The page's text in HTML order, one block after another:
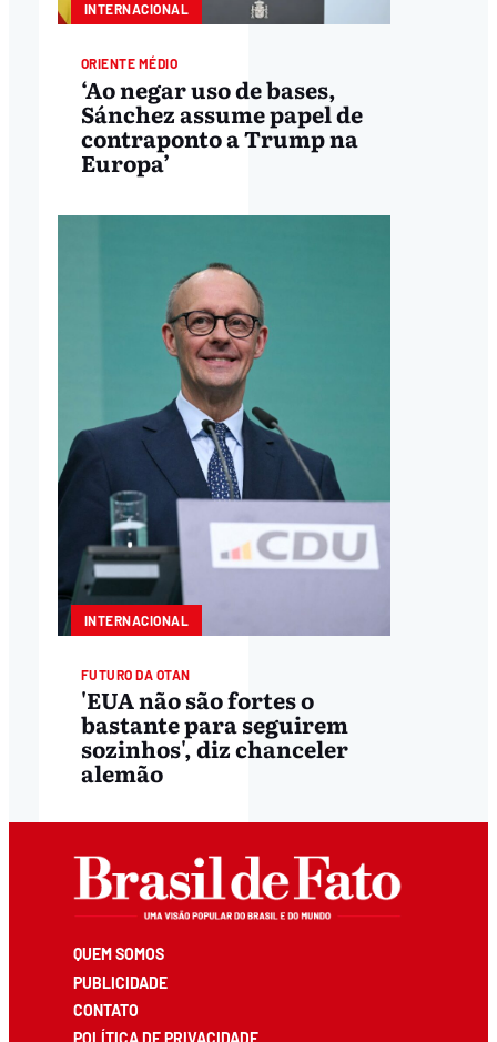
INTERNACIONAL
ORIENTE MÉDIO
‘Ao negar uso de bases,
Sánchez assume papel de
contraponto a Trump na
Europa’
INTERNACIONAL
FUTURO DA OTAN
'EUA não são fortes o
bastante para seguirem
sozinhos', diz chanceler
alemão
QUEM SOMOS
PUBLICIDADE
CONTATO
POLÍTICA DE PRIVACIDADE